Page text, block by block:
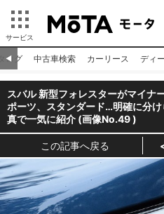
サービス
◀︎
ログ 中古車検索 カーリース ディ
スバル 新型フォレスターがマイナ
ポーツ、スタンダード…明確に分
真で一気に紹介 (画像No.49)
この記事へ戻る